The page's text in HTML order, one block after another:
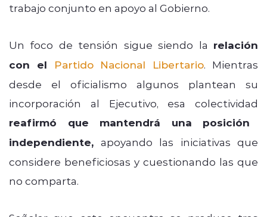
trabajo conjunto en apoyo al Gobierno.
Un foco de tensión sigue siendo la relación
con el
Partido Nacional Libertario. Mientras
desde el oficialismo algunos plantean su
incorporación al Ejecutivo, esa colectividad
reafirmó que mantendrá una posición
independiente, apoyando las iniciativas que
considere beneficiosas y cuestionando las que
no comparta.